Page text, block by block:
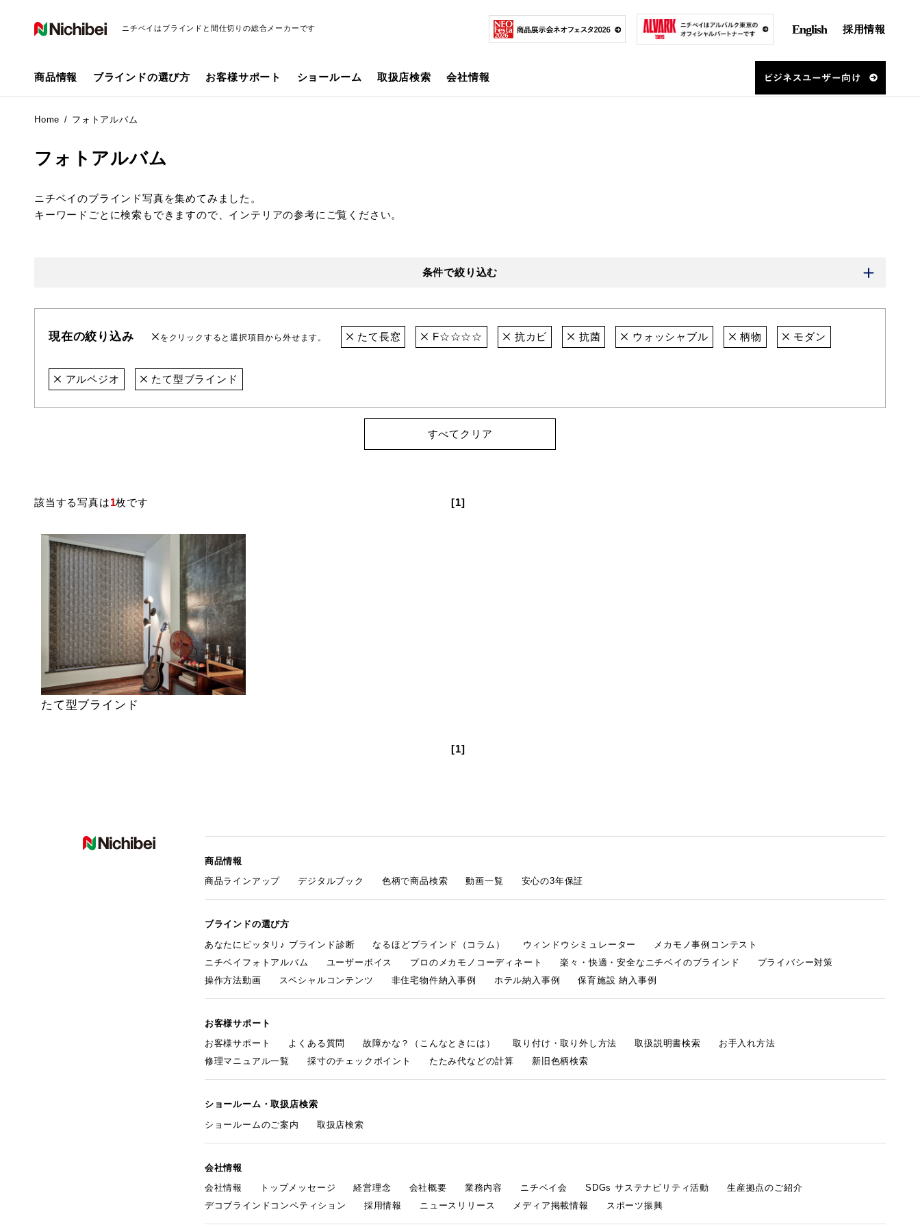
ニチベイはブラインドと間仕切りの総合メーカーです English 採用情報
商品情報 ブラインドの選び方 お客様サポート ショールーム 取扱店検索 会社情報
Home フォトアルバム
フォトアルバム
ニチベイのブラインド写真を集めてみました。
キーワードごとに検索もできますので、インテリアの参考にご覧ください。
条件で絞り込む
現在の絞り込み をクリックすると選択項目から外せます。 たて長窓 F☆☆☆☆ 抗カビ 抗菌 ウォッシャブル 柄物 モダン
アルペジオ たて型ブラインド
すべてクリア
該当する写真は1枚です [1]
たて型ブラインド
[1]
商品情報
商品ラインアップ
デジタルブック 色柄で商品検索 動画一覧 安心の3年保証
ブラインドの選び方
あなたにピッタリ♪ ブラインド診断
なるほどブラインド（コラム） ウィンドウシミュレーター
メカモノ事例コンテスト
ニチベイフォトアルバム
ユーザーボイス プロのメカモノコーディネート 楽々・快適・安全なニチベイのブラインド
プライバシー対策
操作方法動画
スペシャルコンテンツ 非住宅物件納入事例 ホテル納入事例 保育施設 納入事例
お客様サポート
お客様サポート
よくある質問 故障かな？（こんなときには） 取り付け・取り外し方法 取扱説明書検索
お手入れ方法
修理マニュアル一覧
採寸のチェックポイント たたみ代などの計算 新旧色柄検索
ショールーム・取扱店検索
ショールームのご案内
取扱店検索
会社情報
会社情報
トップメッセージ 経営理念 会社概要 業務内容 ニチベイ会 SDGs サステナビリティ活動
生産拠点のご紹介
デコブラインドコンペティション
採用情報 ニュースリリース メディア掲載情報 スポーツ振興